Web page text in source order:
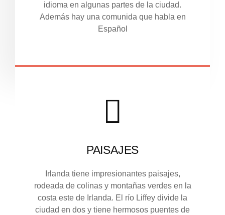
idioma en algunas partes de la ciudad.
Además hay una comunida que habla en
Español
PAISAJES
Irlanda tiene impresionantes paisajes,
rodeada de colinas y montañas verdes en la
costa este de Irlanda. El río Liffey divide la
ciudad en dos y tiene hermosos puentes de